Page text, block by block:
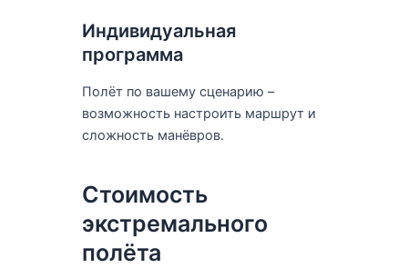
Индивидуальная
программа
Полёт по вашему сценарию –
возможность настроить маршрут и
сложность манёвров.
Стоимость
экстремального
полёта